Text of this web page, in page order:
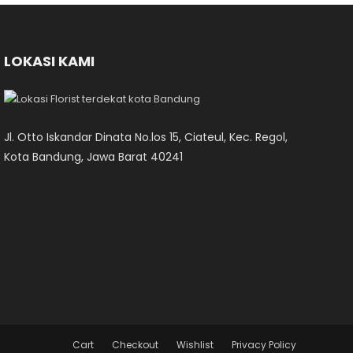
LOKASI KAMI
Jl. Otto Iskandar Dinata No.los 15, Ciateul, Kec. Regol,
Kota Bandung, Jawa Barat 40241
Cart Checkout Wishlist Privacy Policy